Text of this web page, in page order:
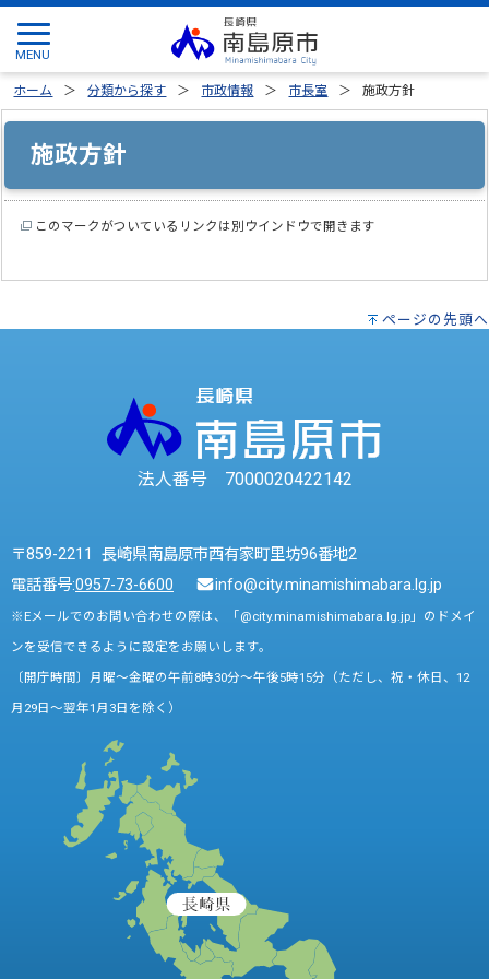
ホーム 分類から探す 市政情報 市長室 施政方針
施政方針
このマークがついているリンクは別ウインドウで開きます
ページの先頭へ
法人番号 7000020422142
〒859-2211 長崎県南島原市西有家町里坊96番地2
電話番号:0957-73-6600 info@city.minamishimabara.lg.jp
※Eメールでのお問い合わせの際は、「@city.minamishimabara.lg.jp」のドメイ
ンを受信できるように設定をお願いします。
〔開庁時間〕月曜～金曜の午前8時30分～午後5時15分（ただし、祝・休日、12
月29日～翌年1月3日を除く）